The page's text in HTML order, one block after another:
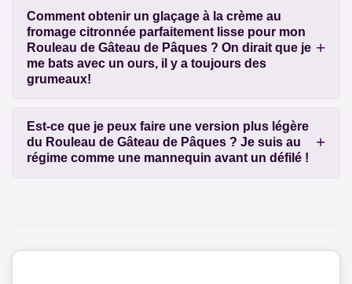
Comment obtenir un glaçage à la crème au
fromage citronnée parfaitement lisse pour mon
Rouleau de Gâteau de Pâques ? On dirait que je
me bats avec un ours, il y a toujours des
grumeaux!
Est-ce que je peux faire une version plus légère
du Rouleau de Gâteau de Pâques ? Je suis au
régime comme une mannequin avant un défilé !